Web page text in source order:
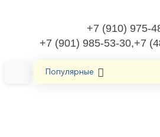
+7 (910) 975-
+7 (901) 985-53-30,+7
Популярные